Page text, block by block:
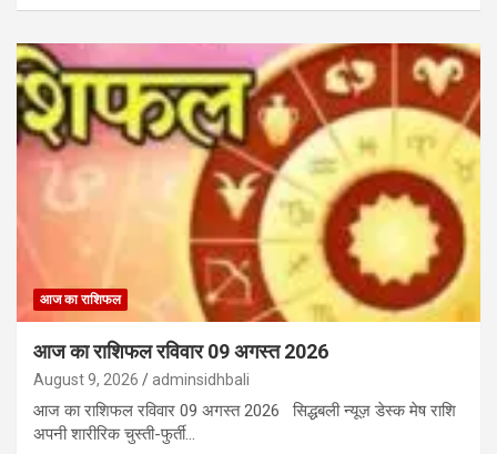
आज का राशिफल
आज का राशिफल रविवार 09 अगस्त 2026
August 9, 2026 adminsidhbali
आज का राशिफल रविवार 09 अगस्त 2026 सिद्धबली न्यूज़ डेस्क मेष राशि
अपनी शारीरिक चुस्ती-फुर्ती…